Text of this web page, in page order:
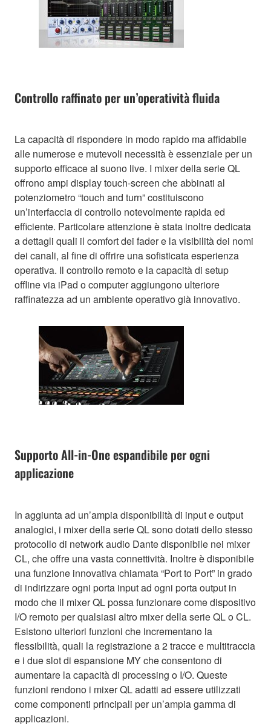
Controllo raffinato per un’operatività fluida
La capacità di rispondere in modo rapido ma affidabile
alle numerose e mutevoli necessità è essenziale per un
supporto efficace al suono live. I mixer della serie QL
offrono ampi display touch-screen che abbinati al
potenziometro “touch and turn” costituiscono
un’interfaccia di controllo notevolmente rapida ed
efficiente. Particolare attenzione è stata inoltre dedicata
a dettagli quali il comfort dei fader e la visibilità dei nomi
dei canali, al fine di offrire una sofisticata esperienza
operativa. Il controllo remoto e la capacità di setup
offline via iPad o computer aggiungono ulteriore
raffinatezza ad un ambiente operativo già innovativo.
Supporto All-in-One espandibile per ogni
applicazione
In aggiunta ad un’ampia disponibilità di input e output
analogici, i mixer della serie QL sono dotati dello stesso
protocollo di network audio Dante disponibile nei mixer
CL, che offre una vasta connettività. Inoltre è disponibile
una funzione innovativa chiamata “Port to Port” in grado
di indirizzare ogni porta input ad ogni porta output in
modo che il mixer QL possa funzionare come dispositivo
I/O remoto per qualsiasi altro mixer della serie QL o CL.
Esistono ulteriori funzioni che incrementano la
flessibilità, quali la registrazione a 2 tracce e multitraccia
e i due slot di espansione MY che consentono di
aumentare la capacità di processing o I/O. Queste
funzioni rendono i mixer QL adatti ad essere utilizzati
come componenti principali per un’ampia gamma di
applicazioni.